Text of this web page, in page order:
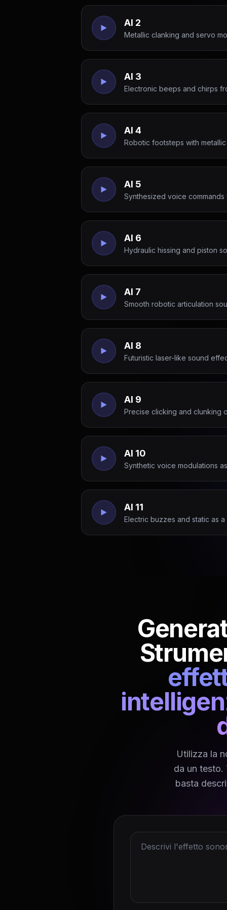
AI 2
Metallic clanking and servo
AI 3
Electronic beeps and chirps
AI 4
Robotic footsteps with
AI 5
Synthesized voice
AI 6
Hydraulic hissing and piston
AI 7
Smooth robotic articulation
AI 8
Futuristic laser-like sound
AI 9
Precise clicking and clunking
AI 10
Synthetic voice modulations
AI 11
Electric buzzes and static as
Utilizza la
da un testo.
basta